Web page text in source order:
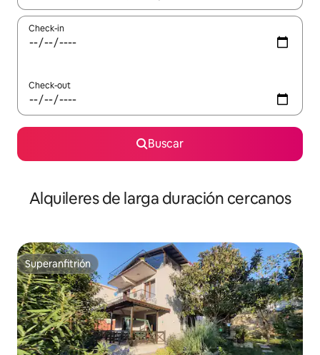
Check-in
Check-out
Buscar
Alquileres de larga duración cercanos
Superanfitrión
Superanfitrión